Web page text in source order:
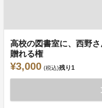
高校の図書室に、西野
贈れる権
¥3,000 (税込)残り1